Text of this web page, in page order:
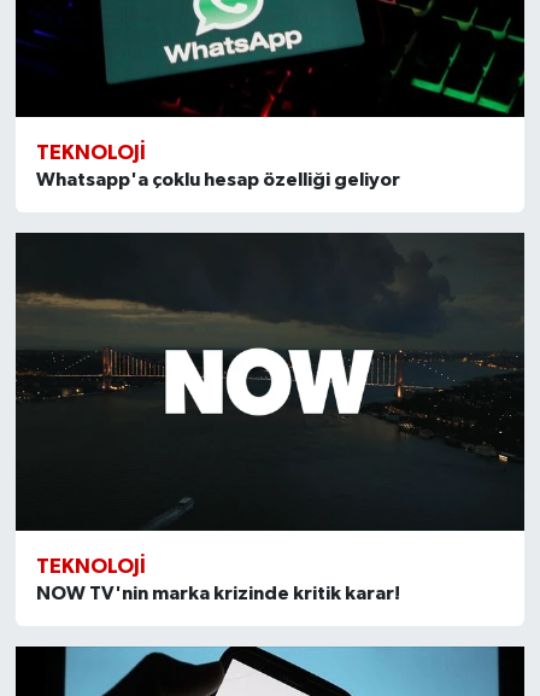
TEKNOLOJI
Whatsapp'a çoklu hesap özelliği geliyor
TEKNOLOJI
NOW TV'nin marka krizinde kritik karar!